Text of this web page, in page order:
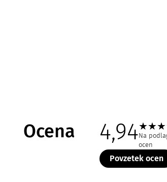
Ocena 4,94★★★
Na
ocen
Povzetek ocen